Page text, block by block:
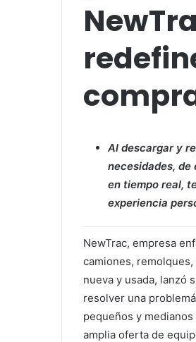
Al descargar y
necesidades, de
en tiempo real,
experiencia
NewTrac, empresa
camiones,
nueva y usada, lanzó
resolver una
pequeños y
amplia oferta de